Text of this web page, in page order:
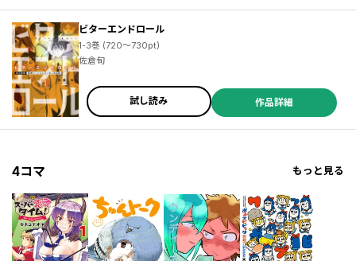
ビターエンドロール
1-3巻 (720～730pt)
佐倉旬
試し読み 作品詳細
4コマ もっと見る